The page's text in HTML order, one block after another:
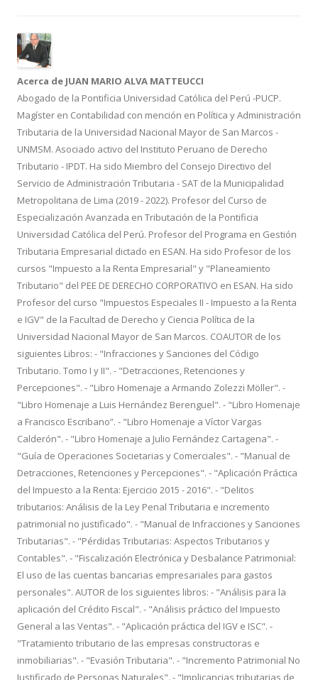
o
k
Acerca de JUAN MARIO ALVA MATTEUCCI
Abogado de la Pontificia Universidad Católica del Perú -PUCP.
Magíster en Contabilidad con mención en Política y Administración
Tributaria de la Universidad Nacional Mayor de San Marcos -
UNMSM. Asociado activo del Instituto Peruano de Derecho
Tributario - IPDT. Ha sido Miembro del Consejo Directivo del
Servicio de Administración Tributaria - SAT de la Municipalidad
Metropolitana de Lima (2019 - 2022). Profesor del Curso de
Especialización Avanzada en Tributación de la Pontificia
Universidad Católica del Perú. Profesor del Programa en Gestión
Tributaria Empresarial dictado en ESAN. Ha sido Profesor de los
cursos "Impuesto a la Renta Empresarial" y "Planeamiento
Tributario" del PEE DE DERECHO CORPORATIVO en ESAN. Ha sido
Profesor del curso "Impuestos Especiales II - Impuesto a la Renta
e IGV" de la Facultad de Derecho y Ciencia Política de la
Universidad Nacional Mayor de San Marcos. COAUTOR de los
siguientes Libros: - "Infracciones y Sanciones del Código
Tributario. Tomo I y II". - "Detracciones, Retenciones y
Percepciones". - "Libro Homenaje a Armando Zolezzi Möller". -
"Libro Homenaje a Luis Hernández Berenguel". - "Libro Homenaje
a Francisco Escribano”. - "Libro Homenaje a Víctor Vargas
Calderón". - "Libro Homenaje a Julio Fernández Cartagena". -
"Guía de Operaciones Societarias y Comerciales". - "Manual de
Detracciones, Retenciones y Percepciones". - "Aplicación Práctica
del Impuesto a la Renta: Ejercicio 2015 - 2016". - "Delitos
tributarios: Análisis de la Ley Penal Tributaria e incremento
patrimonial no justificado". - "Manual de Infracciones y Sanciones
Tributarias". - "Pérdidas Tributarias: Aspectos Tributarios y
Contables". - "Fiscalización Electrónica y Desbalance Patrimonial:
El uso de las cuentas bancarias empresariales para gastos
personales". AUTOR de los siguientes libros: - "Análisis para la
aplicación del Crédito Fiscal". - "Análisis práctico del Impuesto
General a las Ventas". - "Aplicación práctica del IGV e ISC". -
"Tratamiento tributario de las empresas constructoras e
inmobiliarias". - "Evasión Tributaria". - "Incremento Patrimonial No
Justificado de Personas Naturales". - "Implicancias tributarias de